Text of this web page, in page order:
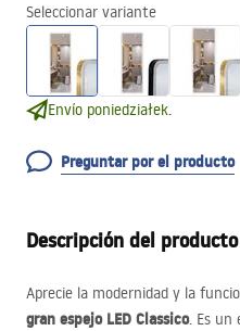
Seleccionar variante
Envío poniedziałek.
Preguntar por el producto
Descripción del producto
Aprecie la modernidad y la
gran espejo LED Classico. Es un